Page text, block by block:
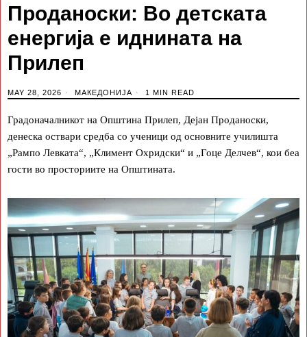
Проданоски: Во детската
енергија е иднината на
Прилеп
MAY 28, 2026 МАКЕДОНИЈА 1 MIN READ
Градоначалникот на Општина Прилеп, Дејан Проданоски,
денеска оствари средба со ученици од основните училишта
„Рампо Левката“, „Климент Охридски“ и „Гоце Делчев“, кои беа
гости во просториите на Општината.